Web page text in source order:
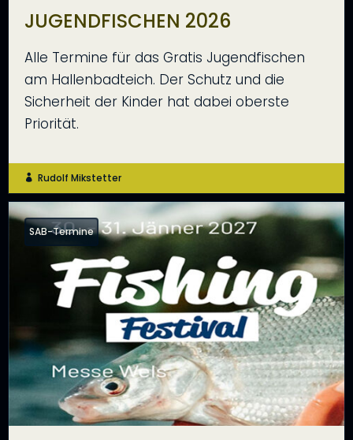
JUGENDFISCHEN 2026
Alle Termine für das Gratis Jugendfischen
am Hallenbadteich. Der Schutz und die
Sicherheit der Kinder hat dabei oberste
Priorität.
 Rudolf Mikstetter
SAB-Termine